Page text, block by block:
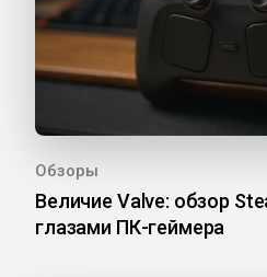
Обзоры
Величие Valve: обзор
глазами ПК-геймера